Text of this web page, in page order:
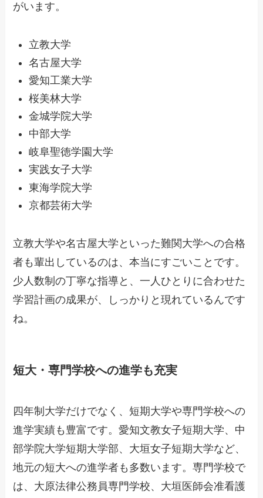
がいます。
立教大学
名古屋大学
愛知工業大学
桜美林大学
金城学院大学
中部大学
岐阜聖徳学園大学
実践女子大学
東海学院大学
京都芸術大学
立教大学や名古屋大学といった難関大学への合格
者も輩出しているのは、本当にすごいことです。
少人数制の丁寧な指導と、一人ひとりに合わせた
学習計画の成果が、しっかりと現れているんです
ね。
短大・専門学校への進学も充実
四年制大学だけでなく、短期大学や専門学校への
進学実績も豊富です。愛知文教女子短期大学、中
部学院大学短期大学部、大垣女子短期大学など、
地元の短大への進学者も多数います。専門学校で
は、大原法律公務員専門学校、大垣医師会准看護